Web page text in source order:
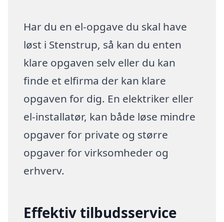
Har du en el-opgave du skal have
løst i Stenstrup, så kan du enten
klare opgaven selv eller du kan
finde et elfirma der kan klare
opgaven for dig. En elektriker eller
el-installatør, kan både løse mindre
opgaver for private og større
opgaver for virksomheder og
erhverv.
Effektiv tilbudsservice